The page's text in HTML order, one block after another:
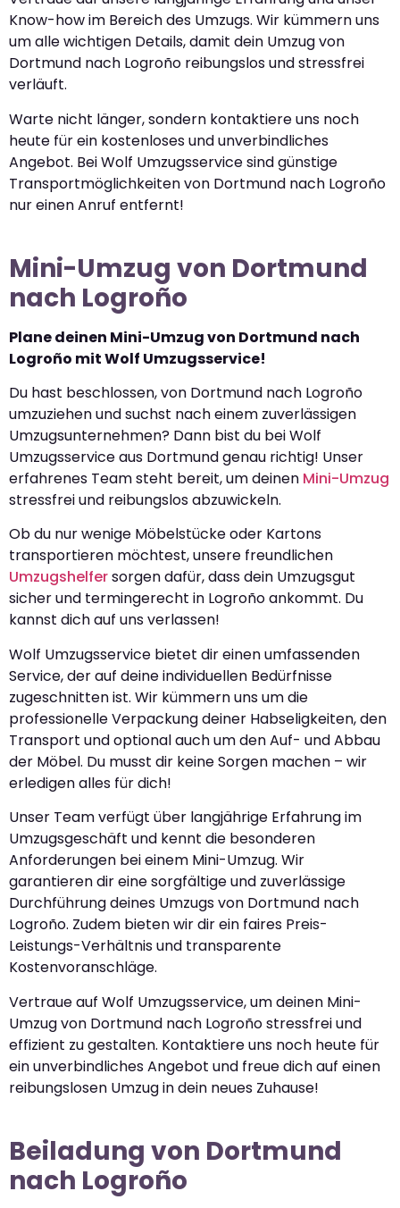
Know-how im Bereich des Umzugs. Wir kümmern uns
um alle wichtigen Details, damit dein Umzug von
Dortmund nach Logroño reibungslos und stressfrei
verläuft.
Warte nicht länger, sondern kontaktiere uns noch
heute für ein kostenloses und unverbindliches
Angebot. Bei Wolf Umzugsservice sind günstige
Transportmöglichkeiten von Dortmund nach Logroño
nur einen Anruf entfernt!
Mini-Umzug von Dortmund
nach Logroño
Plane deinen Mini-Umzug von Dortmund nach
Logroño mit Wolf Umzugsservice!
Du hast beschlossen, von Dortmund nach Logroño
umzuziehen und suchst nach einem zuverlässigen
Umzugsunternehmen? Dann bist du bei Wolf
Umzugsservice aus Dortmund genau richtig! Unser
erfahrenes Team steht bereit, um deinen Mini-Umzug
stressfrei und reibungslos abzuwickeln.
Ob du nur wenige Möbelstücke oder Kartons
transportieren möchtest, unsere freundlichen
Umzugshelfersorgen dafür, dass dein Umzugsgut
sicher und termingerecht in Logroño ankommt. Du
kannst dich auf uns verlassen!
Wolf Umzugsservice bietet dir einen umfassenden
Service, der auf deine individuellen Bedürfnisse
zugeschnitten ist. Wir kümmern uns um die
professionelle Verpackung deiner Habseligkeiten, den
Transport und optional auch um den Auf- und Abbau
der Möbel. Du musst dir keine Sorgen machen – wir
erledigen alles für dich!
Unser Team verfügt über langjährige Erfahrung im
Umzugsgeschäft und kennt die besonderen
Anforderungen bei einem Mini-Umzug. Wir
garantieren dir eine sorgfältige und zuverlässige
Durchführung deines Umzugs von Dortmund nach
Logroño. Zudem bieten wir dir ein faires Preis-
Leistungs-Verhältnis und transparente
Kostenvoranschläge.
Vertraue auf Wolf Umzugsservice, um deinen Mini-
Umzug von Dortmund nach Logroño stressfrei und
effizient zu gestalten. Kontaktiere uns noch heute für
ein unverbindliches Angebot und freue dich auf einen
reibungslosen Umzug in dein neues Zuhause!
Beiladung von Dortmund
nach Logroño